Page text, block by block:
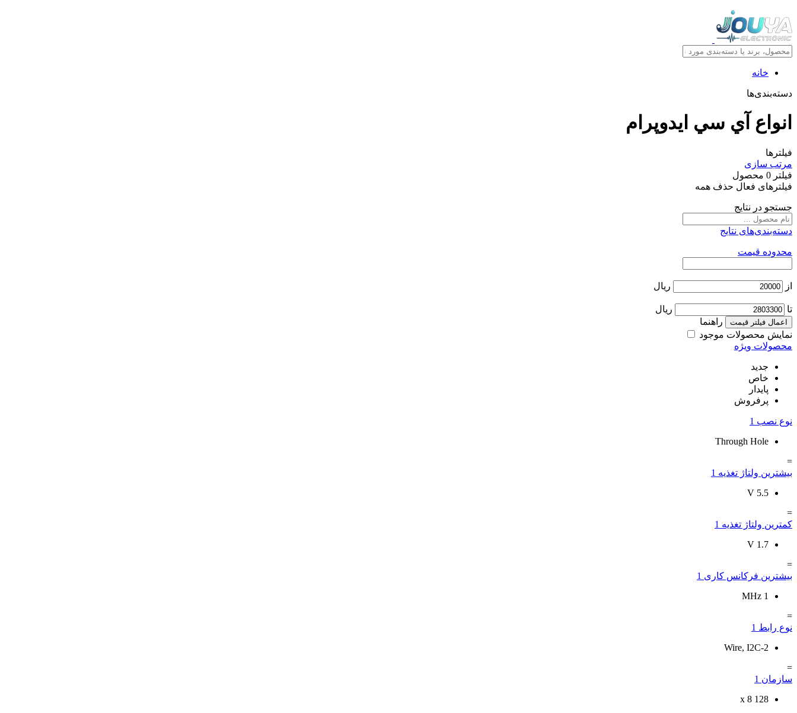
خانه
دسته‌بندی‌ها
انواع آي سي ايدوپرام
فیلترها
مرتب سازی
فیلتر 0 محصول
فیلترهای فعال حذف همه
جستجو در نتایج
دسته‌بندی‌های نتایج
محدوده قیمت
از ریال
تا ریال
اعمال فیلتر قیمت
راهنما
نمایش محصولات موجود
محصولات ویژه
جدید
خاص
پایدار
پرفروش
نوع نصب 1
Through Hole
=
بیشترین ولتاژ تغذیه 1
5.5
V
=
کمترین ولتاژ تغذیه 1
1.7
V
=
بیشترین فرکانس کاری 1
1 MHz
=
نوع رابط 1
2-Wire, I2C
=
سازمان 1
128 x 8